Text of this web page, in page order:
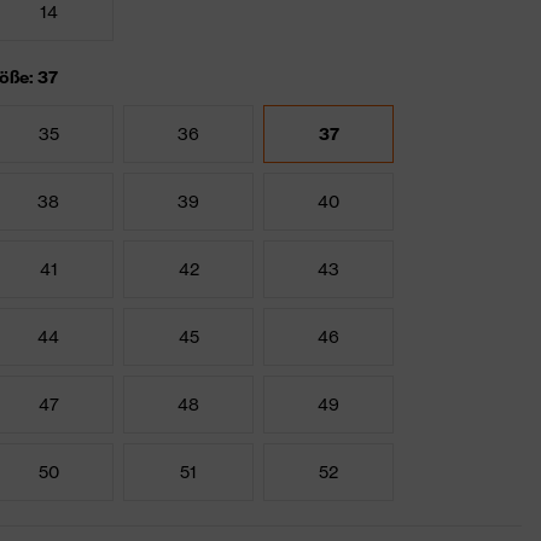
14
37
35 36 37
38 39 40
41 42 43
44 45 46
47 48 49
50 51 52